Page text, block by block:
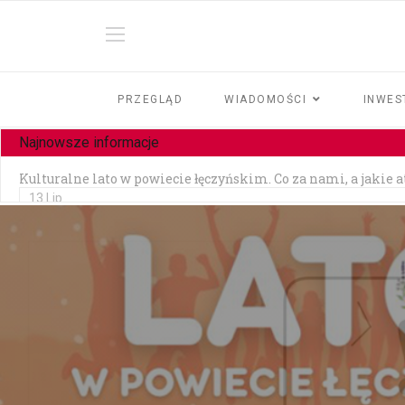
PRZEGLĄD WIADOMOŚCI
Najnowsze informacje
Kulturalne lato w powiecie łęczyńskim. Co za nami, a jakie
13 Lip
Czy jesteśmy tolerancyjni?
Czołowe zderzenie w Zezulinie Niższym — 19-latek stracił
Zainstalowała aplikację na prośbę „pracownika banku" —